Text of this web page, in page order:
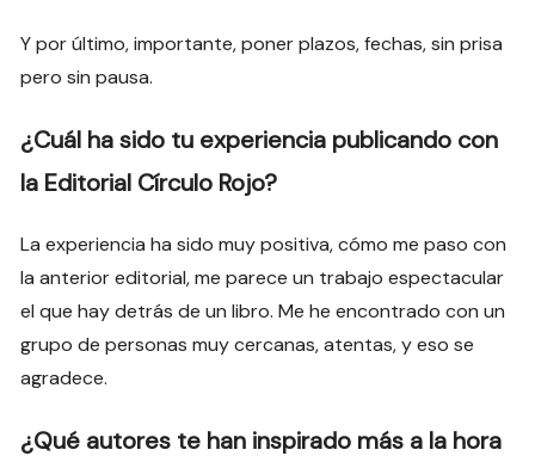
Y por último, importante, poner plazos, fechas, sin prisa
pero sin pausa.
¿Cuál ha sido tu experiencia publicando con
la Editorial Círculo Rojo?
La experiencia ha sido muy positiva, cómo me paso con
la anterior editorial, me parece un trabajo espectacular
el que hay detrás de un libro. Me he encontrado con un
grupo de personas muy cercanas, atentas, y eso se
agradece.
¿Qué autores te han inspirado más a la hora